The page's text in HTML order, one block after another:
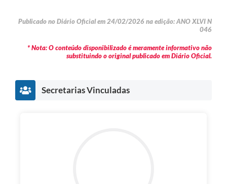
Publicado no Diário Oficial em 24/02/2026 na edição: ANO XLVI N
046
* Nota: O conteúdo disponibilizado é meramente informativo não
substituindo o original publicado em Diário Oficial.
Secretarias Vinculadas